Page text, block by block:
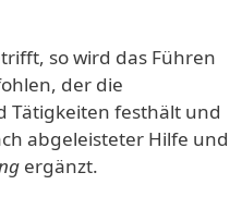
so wird das Führen
der die
Tätigkeiten festhält und
abgeleisteter Hilfe und
ergänzt.